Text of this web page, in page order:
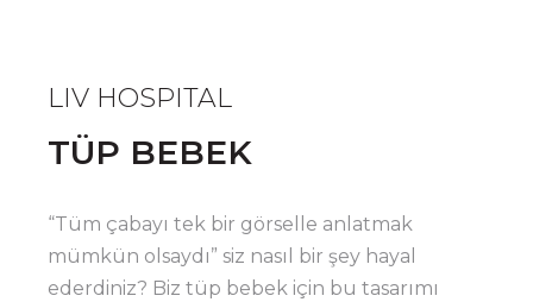
LIV HOSPITAL
TÜP BEBEK
“Tüm çabayı tek bir görselle anlatmak
mümkün olsaydı” siz nasıl bir şey hayal
ederdiniz? Biz tüp bebek için bu tasarımı